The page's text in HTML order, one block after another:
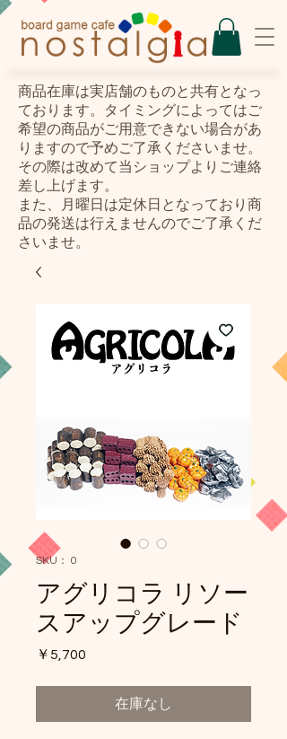
​商品在庫は実店舗のものと共有となっ
ております。タイミングによってはご
希望の商品がご用意できない場合があ
りますので予めご了承くださいませ。
その際は改めて当ショップよりご連絡
差し上げます。
また、月曜日は定休日となっており商
品の発送は行えませんのでご了承くだ
さいませ。
SKU： 0
アグリコラ リソー
スアップグレード
￥5,700
在庫なし